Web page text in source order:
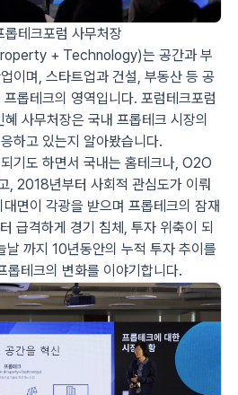
롭테크포럼 사무처장
+ Technology)는 공간과 부
이며, 스타트업과 건설, 부동산 등 공
롭테크의 영역입니다. 포럼테크포럼
사무처장은 국내 프롭테크 시장의
하고 있는지 알아봤습니다.
기도 하면서 국내는 홈테크나, O2O
, 2018년부터 사회적 관심도가 이뤄
면이 각광을 받으며 프롭테크의 잠재
급격하게 경기 침체, 투자 위축이 되
까지 10년동안의 누적 투자 추이를
롭테크의 변화를 이야기합니다.